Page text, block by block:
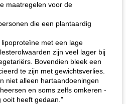
maatregelen voor de
die een plantaardig
met een lage
zijn veel lager bij
Bovendien bleek een
te zijn met gewichtsverlies.
niet alleen hartaandoeningen
en soms zelfs omkeren -
ooit heeft gedaan."